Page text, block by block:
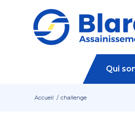
Qui
Accueil / challenge